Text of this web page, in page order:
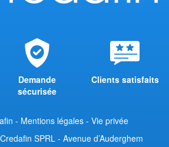
Demande
sécurisée
Clients satisfaits
- Mentions légales- Vie privée
Credafin SPRL - Avenue d’Auderghem